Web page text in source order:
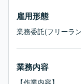
雇用形態
業務委託(フリーラ
業務内容
【作業内容】